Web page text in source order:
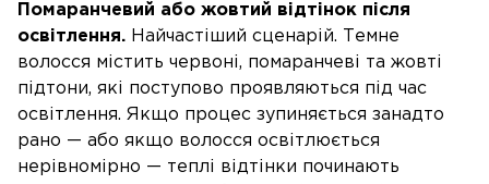
Помаранчевий або жовтий відтінок після
освітлення. Найчастіший сценарій. Темне
волосся містить червоні, помаранчеві та жовті
підтони, які поступово проявляються під час
освітлення. Якщо процес зупиняється занадто
рано — або якщо волосся освітлюється
нерівномірно — теплі відтінки починають